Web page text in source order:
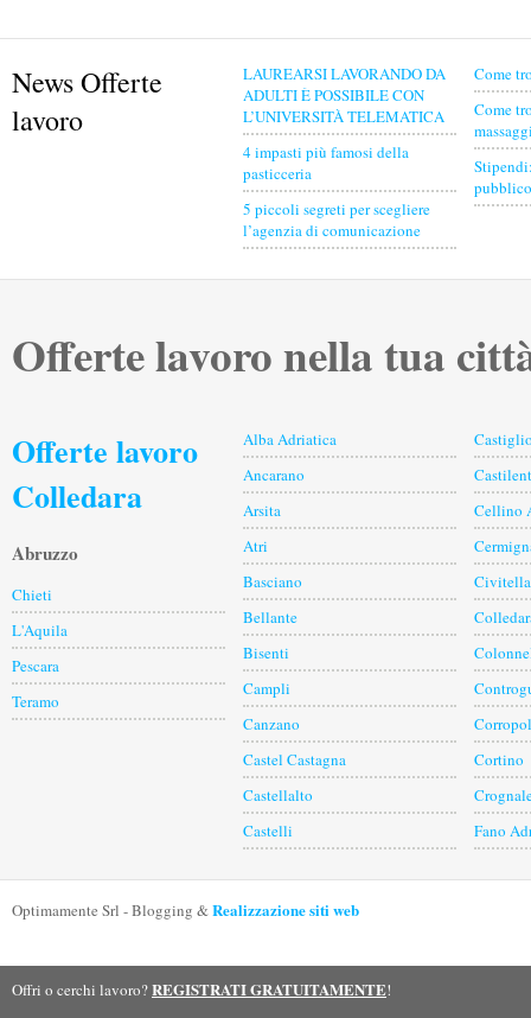
News Offerte
lavoro
LAUREARSI LAVORANDO DA
ADULTI È POSSIBILE CON
L’UNIVERSITÀ TELEMATICA
4 impasti più famosi della
pasticceria
5 piccoli segreti per scegliere
l’agenzia di comunicazione
Come
Come
Offerte lavoro nella tua
Offerte lavoro
Colledara
Abruzzo
Chieti
L'Aquila
Pescara
Teramo
Alba Adriatica
Ancarano
Arsita
Atri
Basciano
Bellante
Bisenti
Campli
Canzano
Castel Castagna
Castellalto
Castelli
Cellino
Cortino
Fano
Optimamente Srl - Blogging &Realizzazione siti web
Offri o cerchi lavoro?REGISTRATI GRATUITAMENTE!